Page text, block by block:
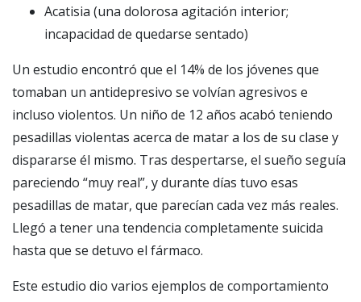
Acatisia (una dolorosa agitación interior;
incapacidad de quedarse sentado)
Un estudio encontró que el 14% de los jóvenes que
tomaban un antidepresivo se volvían agresivos e
incluso violentos. Un niño de 12 años acabó teniendo
pesadillas violentas acerca de matar a los de su clase y
dispararse él mismo. Tras despertarse, el sueño seguía
pareciendo “muy real”, y durante días tuvo esas
pesadillas de matar, que parecían cada vez más reales.
Llegó a tener una tendencia completamente suicida
hasta que se detuvo el fármaco.
Este estudio dio varios ejemplos de comportamiento